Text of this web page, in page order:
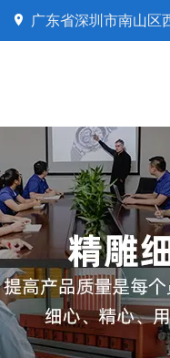
广东省深圳市南山区